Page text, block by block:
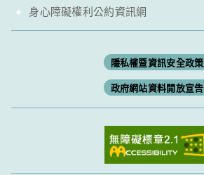
身心障礙權利公約資訊網
隱私權暨資訊安全政策
政府網站資料開放宣告